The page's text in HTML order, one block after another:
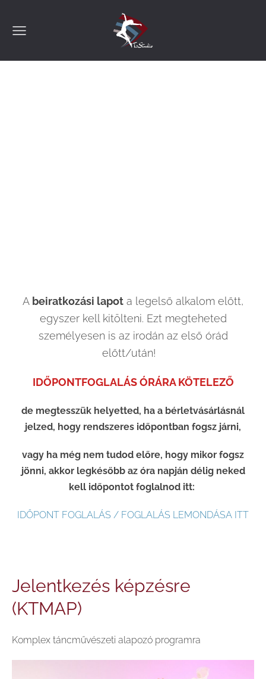
A beiratkozási lapot a legelső alkalom előtt,
egyszer kell kitölteni. Ezt megteheted
személyesen is az irodán az első órád
előtt/után!
IDŐPONTFOGLALÁS ÓRÁRA KÖTELEZŐ
de megtesszük helyetted, ha a bérletvásárlásnál
jelzed, hogy rendszeres időpontban fogsz járni,
vagy ha még nem tudod előre, hogy mikor fogsz
jönni, akkor legkésőbb az óra napján délig neked
kell időpontot foglalnod itt:
IDŐPONT FOGLALÁS / FOGLALÁS LEMONDÁSA ITT
Jelentkezés képzésre
(KTMAP)
Komplex táncművészeti alapozó programra